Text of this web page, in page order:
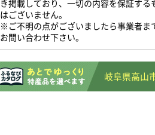
き掲載しており、一切の内容を保証する
はございません。
※ご不明の点がございましたら事業者ま
お問い合わせ下さい。
岐阜県高山